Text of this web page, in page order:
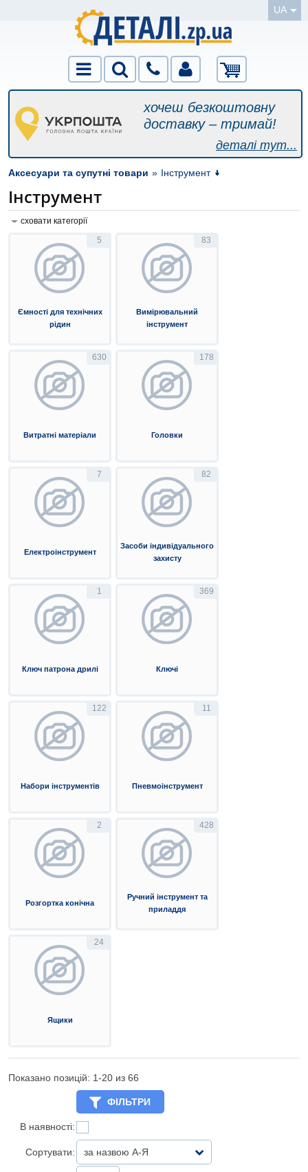
UA
хочеш безкоштовну
доставку – тримай!
деталі тут...
Аксесуари та супутні товари » Інструмент
Інструмент
сховати категорії
5
Ємності для технічних
рідин
83
Вимірювальний
інструмент
630
Витратні матеріали
178
Головки
7
Електроінструмент
82
Засоби індивідуального
захисту
1
Ключ патрона дрилі
369
Ключі
122
Набори інструментів
11
Пневмоінструмент
2
Розгортка конічна
428
Ручний інструмент та
приладдя
24
Ящики
Показано позицій: 1-20 из 66
ФІЛЬТРИ
В наявності:
Сортувати: за назвою А-Я